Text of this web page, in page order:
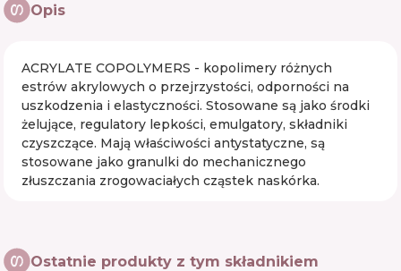
Opis
ACRYLATE COPOLYMERS - kopolimery różnych
estrów akrylowych o przejrzystości, odporności na
uszkodzenia i elastyczności. Stosowane są jako środki
żelujące, regulatory lepkości, emulgatory, składniki
czyszczące. Mają właściwości antystatyczne, są
stosowane jako granulki do mechanicznego
złuszczania zrogowaciałych cząstek naskórka.
Ostatnie produkty z tym składnikiem